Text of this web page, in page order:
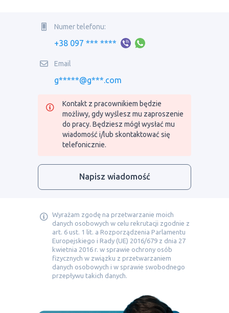
Numer telefonu:
+38 097 *** ****
Email
g*****@g***.com
Kontakt z pracownikiem będzie
możliwy, gdy wyślesz mu zaproszenie
do pracy. Będziesz mógł wysłać mu
wiadomość i/lub skontaktować się
telefonicznie.
Napisz wiadomość
Wyrażam zgodę na przetwarzanie moich
danych osobowych w celu rekrutacji zgodnie z
art. 6 ust. 1 lit. a Rozporządzenia Parlamentu
Europejskiego i Rady (UE) 2016/679 z dnia 27
kwietnia 2016 r. w sprawie ochrony osób
fizycznych w związku z przetwarzaniem
danych osobowych i w sprawie swobodnego
przepływu takich danych.